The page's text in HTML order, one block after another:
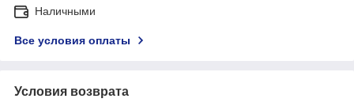
Наличными
Все условия оплаты
Условия возврата